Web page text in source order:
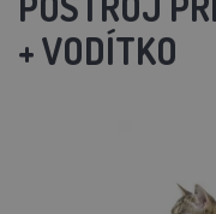
+ VODÍTKO